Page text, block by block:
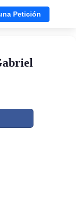
Petición